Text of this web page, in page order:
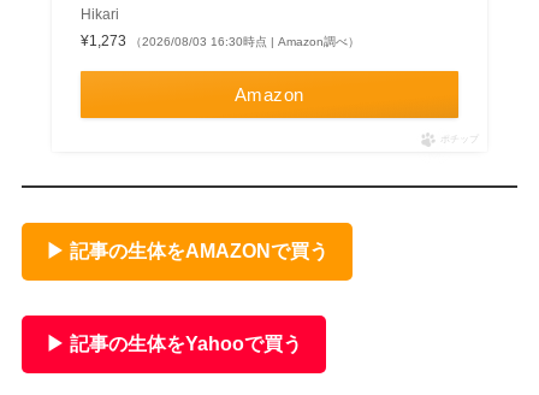
Hikari
¥1,273
（2026/08/03 16:30時点 | Amazon調べ）
Amazon
ポチップ
▶ 記事の生体をAMAZONで買う
▶ 記事の生体をYahooで買う